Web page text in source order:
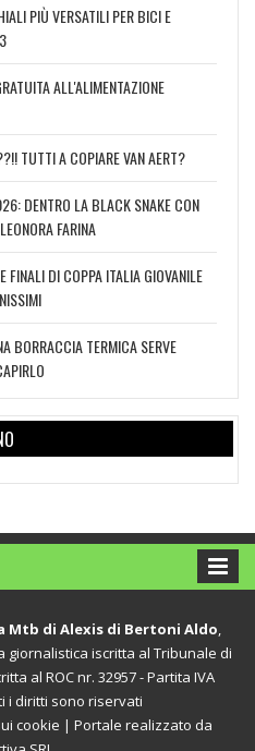
PIÙ VERSATILI PER BICI E
ALL'ALIMENTAZIONE
TUTTI A COPIARE VAN AERT?
DENTRO LA BLACK SNAKE CON
FARINA
FINALI DI COPPA ITALIA GIOVANILE
BORRACCIA TERMICA SERVE
Mtb di Alexis di Bertoni Aldo
giornalistica iscritta al Tribunale di
al ROC nr. 32957 - Partita IVA
i diritti sono riservati
cookie | Portale realizzato da